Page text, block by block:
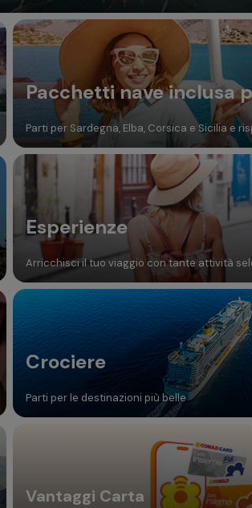
Pacchetti nave inclusa
Parti per Sardegna, Elba, Corsica e Sicilia e
Esperienze
Arricchisci il tuo viaggio con tante attività
Crociere
Parti per le destinazioni più belle
Vantaggi Carta